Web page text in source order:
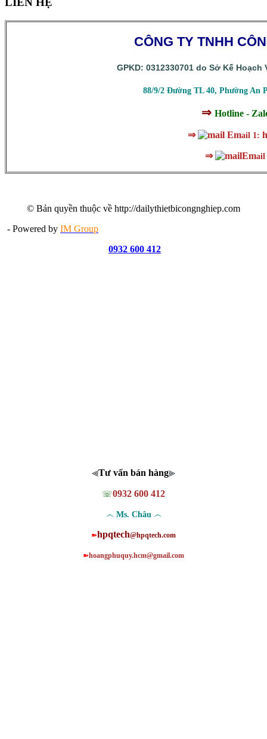
CÔNG TY TNHH
GPKD: 0312330701 do Sở Kế
88/9/2 Đường TL 40, Phường An
⇒ Hotline -
⇒ Email 1:
⇒ Email
© Bản quyền thuộc về http://dailythietbicongnghiep.com
- Powered by IM Group
0932 600 412
⫷Tư vấn bán hàng⫸
☏0932 600 412
෴Ms. Châu ෴
➽hpqtech@hpqtech.com
➽hoangphuquy.hcm@gmail.com